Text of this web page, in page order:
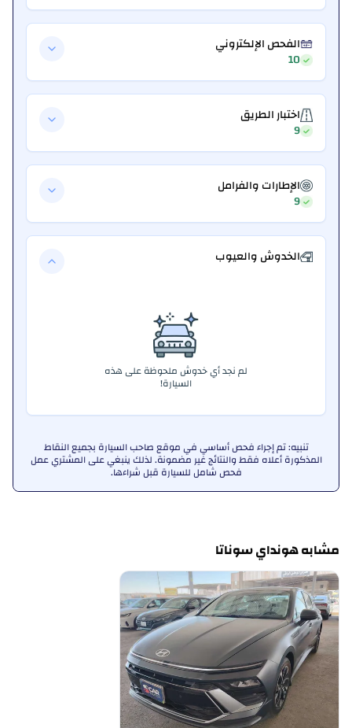
الفحص الإلكتروني
10
اختبار الطريق
9
الإطارات والفرامل
9
الخدوش والعيوب
لم نجد أي خدوش ملحوظة على هذه
السيارة!
تنبيه: تم إجراء فحص أساسي في موقع صاحب السيارة بجميع النقاط
المذكورة أعلاه فقط والنتائج غير مضمونة. لذلك ينبغي على المشتري عمل
فحص شامل للسيارة قبل شراءها.
مشابه هونداي سوناتا